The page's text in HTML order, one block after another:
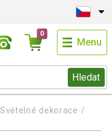
Hledat
0
Menu
Světelné dekorace